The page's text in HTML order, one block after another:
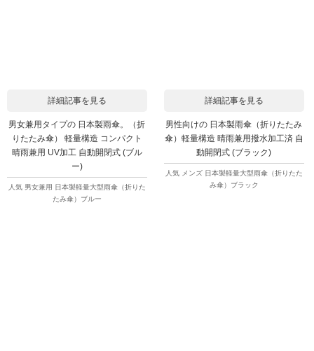
詳細記事を見る
男女兼用タイプの 日本製雨傘。（折
りたたみ傘） 軽量構造 コンパクト
晴雨兼用 UV加工 自動開閉式 (ブル
ー)
人気 男女兼用 日本製軽量大型雨傘（折りた
たみ傘）ブルー
詳細記事を見る
男性向けの 日本製雨傘（折りたたみ
傘）軽量構造 晴雨兼用撥水加工済 自
動開閉式 (ブラック)
人気 メンズ 日本製軽量大型雨傘（折りたた
み傘）ブラック